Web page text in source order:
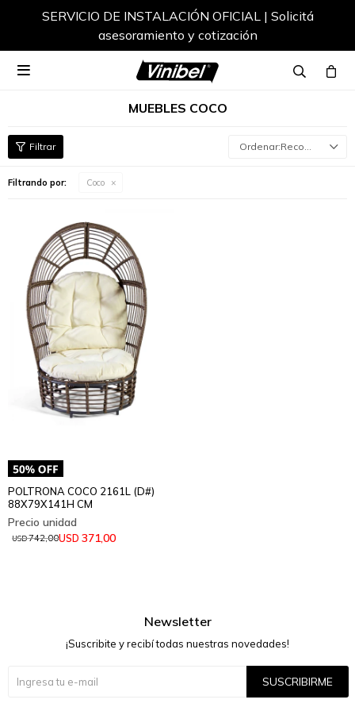
SERVICIO DE INSTALACIÓN OFICIAL | Solicitá
asesoramiento y cotización

MUEBLES COCO
Recomendados
Filtrando por: Coco
POLTRONA COCO 2161L (D#)
88X79X141H CM
USD 371,00
USD742,00
Newsletter
¡Suscribite y recibí todas nuestras novedades!
SUSCRIBIRME